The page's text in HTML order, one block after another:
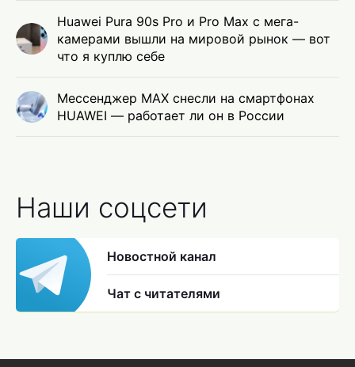
Huawei Pura 90s Pro и Pro Max с мега-
камерами вышли на мировой рынок — вот
что я куплю себе
Мессенджер MAX снесли на смартфонах
HUAWEI — работает ли он в России
Наши соцсети
Новостной канал
Чат с читателями